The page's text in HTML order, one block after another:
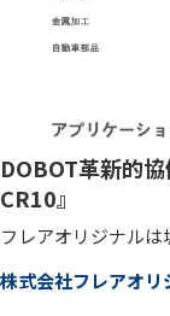
DOBOT革新的
CR10』
フレアオリジナルは
株式会社フレアオリ